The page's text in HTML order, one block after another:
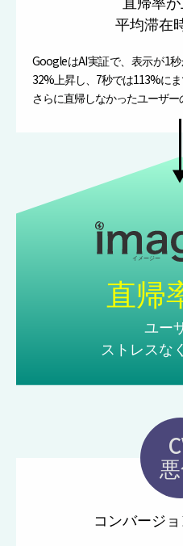
平均滞在
GoogleはAI実証で、表示が1
32%上昇し、7秒では113%にま
さらに直帰しなかったユーザー
直帰
ユー
ストレスな
コンバージ